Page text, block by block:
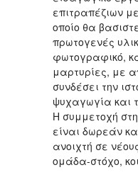
επιτραπέζιων
οποίο θα
πρωτογενές
φωτογραφικό,
μαρτυρίες, με
συνδέσει την
ψυχαγωγία και
Η συμμετοχή
είναι δωρεάν
ανοιχτή σε
ομάδα-στόχο,